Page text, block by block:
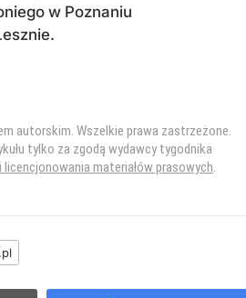
w Poznaniu
autorskim. Wszelkie prawa zastrzeżone.
tylko za zgodą wydawcy tygodnika
licencjonowania materiałów prasowych